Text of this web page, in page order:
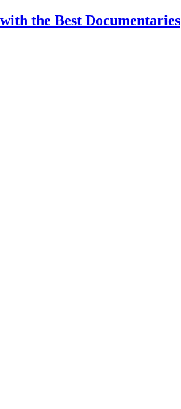
the Best Documentaries